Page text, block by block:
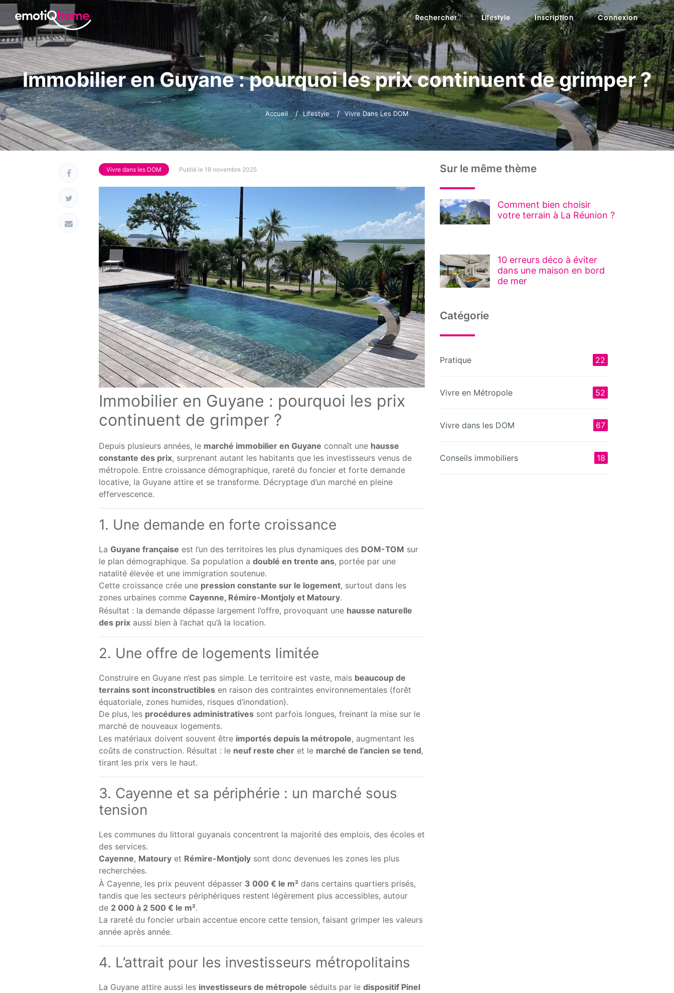
Rechercher Lifestyle Inscription Connexion
Immobilier en Guyane : pourquoi les prix continuent de grimper ?
Accueil Lifestyle Vivre Dans Les DOM
Vivre dans les DOM Publié le 18 novembre 2025
Immobilier en Guyane : pourquoi les prix
continuent de grimper ?
Depuis plusieurs années, le marché immobilier en Guyane connaît une hausse
constante des prix, surprenant autant les habitants que les investisseurs venus de
métropole. Entre croissance démographique, rareté du foncier et forte demande
locative, la Guyane attire et se transforme. Décryptage d’un marché en pleine
effervescence.
1. Une demande en forte croissance
La Guyane française est l’un des territoires les plus dynamiques des DOM-TOM sur
le plan démographique. Sa population a doublé en trente ans, portée par une
natalité élevée et une immigration soutenue.
Cette croissance crée une pression constante sur le logement, surtout dans les
zones urbaines comme Cayenne, Rémire-Montjoly et Matoury.
Résultat : la demande dépasse largement l’offre, provoquant une hausse naturelle
des prix aussi bien à l’achat qu’à la location.
2. Une offre de logements limitée
Construire en Guyane n’est pas simple. Le territoire est vaste, mais beaucoup de
terrains sont inconstructibles en raison des contraintes environnementales (forêt
équatoriale, zones humides, risques d’inondation).
De plus, les procédures administratives sont parfois longues, freinant la mise sur le
marché de nouveaux logements.
Les matériaux doivent souvent être importés depuis la métropole, augmentant les
coûts de construction. Résultat : le neuf reste cher et le marché de l’ancien se tend,
tirant les prix vers le haut.
3. Cayenne et sa périphérie : un marché sous
tension
Les communes du littoral guyanais concentrent la majorité des emplois, des écoles et
des services.
Cayenne, Matoury et Rémire-Montjoly sont donc devenues les zones les plus
recherchées.
À Cayenne, les prix peuvent dépasser 3 000 € le m² dans certains quartiers prisés,
tandis que les secteurs périphériques restent légèrement plus accessibles, autour
de 2 000 à 2 500 € le m².
La rareté du foncier urbain accentue encore cette tension, faisant grimper les valeurs
année après année.
4. L’attrait pour les investisseurs métropolitains
La Guyane attire aussi les investisseurs de métropole séduits par le dispositif Pinel
Sur le même thème
Comment bien choisir
votre terrain à La Réunion ?
10 erreurs déco à éviter
dans une maison en bord
de mer
Catégorie
Pratique 22
Vivre en Métropole 52
Vivre dans les DOM 67
Conseils immobiliers 18